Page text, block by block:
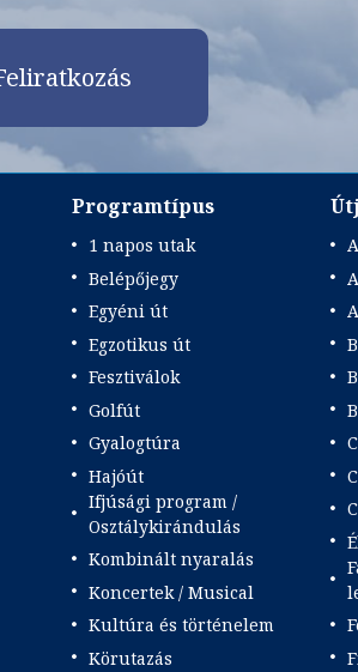
Programtípus
1 napos utak
Belépőjegy
Egyéni út
Egzotikus út
Fesztiválok
Golfút
Gyalogtúra
Hajóút
Ifjúsági program /
Osztálykirándulás
Kombinált nyaralás
Koncertek / Musical
Kultúra és történelem
Körutazás